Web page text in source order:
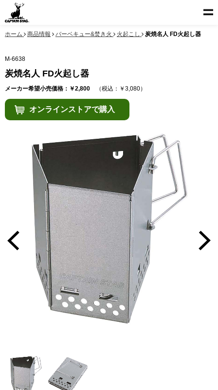
ホーム 商品情報 バーベキュー&焚き火 火起こし 炭焼名人 FD火起し器
M-6638
炭焼名人 FD火起し器
メーカー希望小売価格：￥2,800 （税込：￥3,080）
オンラインストアで購入